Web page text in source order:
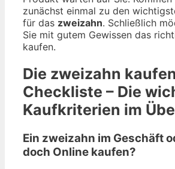
zunächst einmal zu den
für das zweizahn. Schließlich
Sie mit gutem Gewissen das
kaufen.
Die zweizahn kaufen
Checkliste – Die
Kaufkriterien im
Ein zweizahn im Geschäft
doch Online kaufen?